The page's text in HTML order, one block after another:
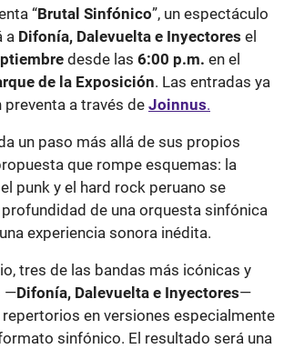
“Brutal Sinfónico”, un espectáculo
a Difonía, Dalevuelta e Inyectores el
desde las 6:00 p.m. en el
de la Exposición. Las entradas ya
preventa a través de Joinnus.
un paso más allá de sus propios
que rompe esquemas: la
punk y el hard rock peruano se
de una orquesta sinfónica
experiencia sonora inédita.
tres de las bandas más icónicas y
—Difonía, Dalevuelta e Inyectores—
en versiones especialmente
sinfónico. El resultado será una